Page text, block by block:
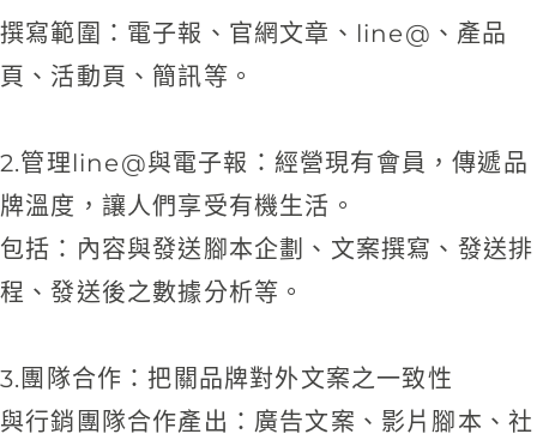
撰寫範圍：電子報、官網文章、line@、產品
頁、活動頁、簡訊等。
2.管理line@與電子報：經營現有會員，傳遞品
牌溫度，讓人們享受有機生活。
包括：內容與發送腳本企劃、文案撰寫、發送排
程、發送後之數據分析等。
3.團隊合作：把關品牌對外文案之一致性
與行銷團隊合作產出：廣告文案、影片腳本、社